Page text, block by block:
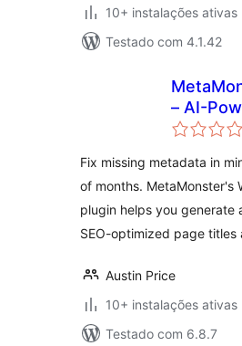
10+ instalações ativas
Testado com 4.1.42
– AI-
Fix missing metadata in
of months. MetaMonster's
plugin helps you generate
SEO-optimized page
Austin Price
10+ instalações ativas
Testado com 6.8.7